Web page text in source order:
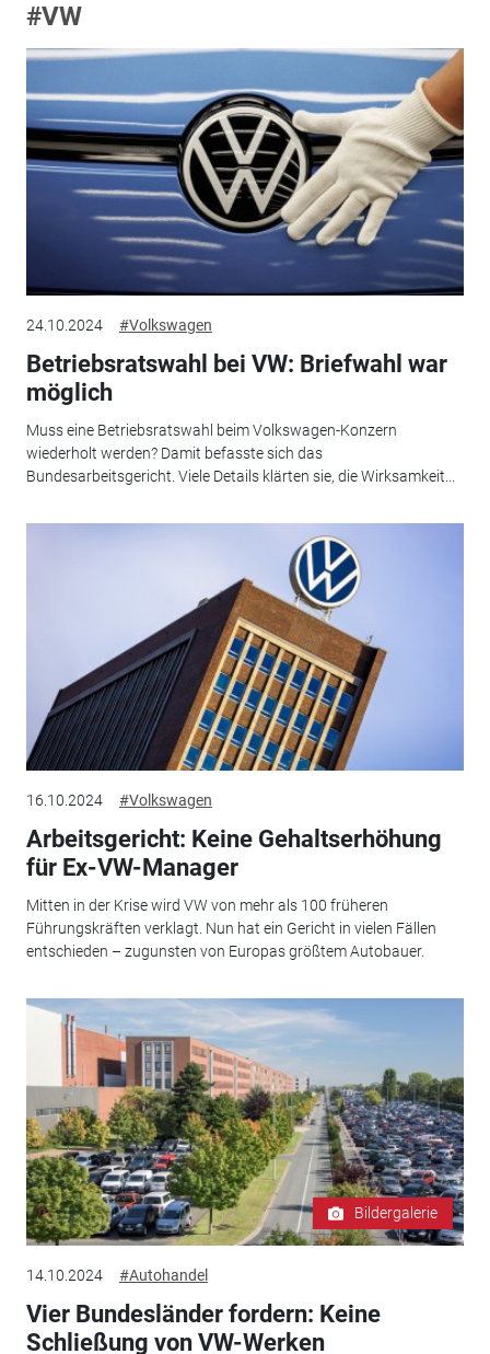
#VW
24.10.2024 #Volkswagen
Betriebsratswahl bei VW: Briefwahl war
möglich
Muss eine Betriebsratswahl beim Volkswagen-Konzern
wiederholt werden? Damit befasste sich das
Bundesarbeitsgericht. Viele Details klärten sie, die Wirksamkeit...
16.10.2024 #Volkswagen
Arbeitsgericht: Keine Gehaltserhöhung
für Ex-VW-Manager
Mitten in der Krise wird VW von mehr als 100 früheren
Führungskräften verklagt. Nun hat ein Gericht in vielen Fällen
entschieden – zugunsten von Europas größtem Autobauer.
Bildergalerie
14.10.2024 #Autohandel
Vier Bundesländer fordern: Keine
Schließung von VW-Werken